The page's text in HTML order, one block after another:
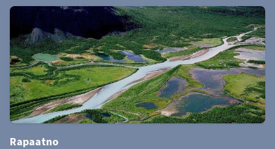
Rapaatno